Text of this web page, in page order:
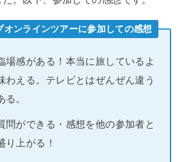
オンラインツアーに参加しての感想
場感がある！本当に旅しているよ
わえる。テレビとはぜんぜん違う
る。
問ができる・感想を他の参加者と
り上がる！